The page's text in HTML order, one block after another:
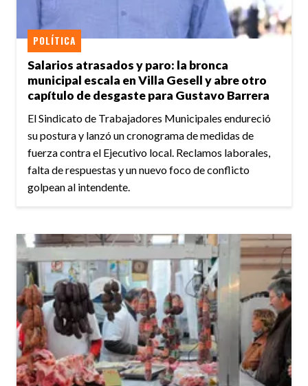
Salarios atrasados y paro: la bronca
municipal escala en Villa Gesell y abre otro
capítulo de desgaste para Gustavo Barrera
POLÍTICA
El Sindicato de Trabajadores Municipales endureció
su postura y lanzó un cronograma de medidas de
fuerza contra el Ejecutivo local. Reclamos laborales,
falta de respuestas y un nuevo foco de conflicto
golpean al intendente.